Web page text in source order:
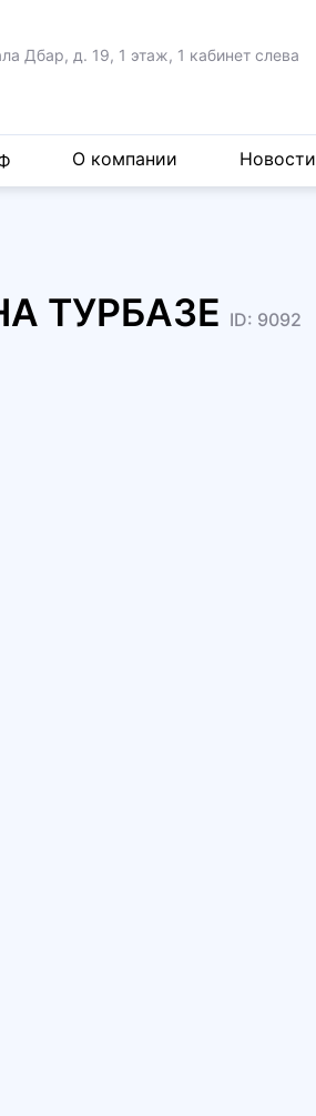
Дбар, д. 19, 1 этаж, 1 кабинет слева
О компании Новости
ТУРБАЗЕ ID: 9092